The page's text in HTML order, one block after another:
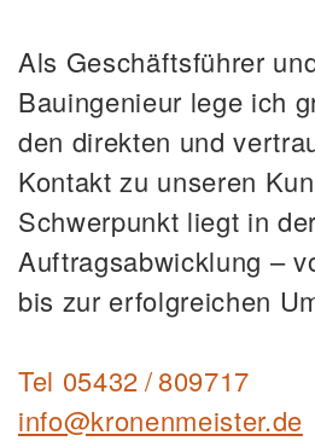
Als Geschäftsführer
Bauingenieur lege ich
den direkten und
Kontakt zu unseren
Schwerpunkt liegt in
Auftragsabwicklung –
bis zur erfolgreichen
Tel 05432 / 809717
info@kronenmeister.de